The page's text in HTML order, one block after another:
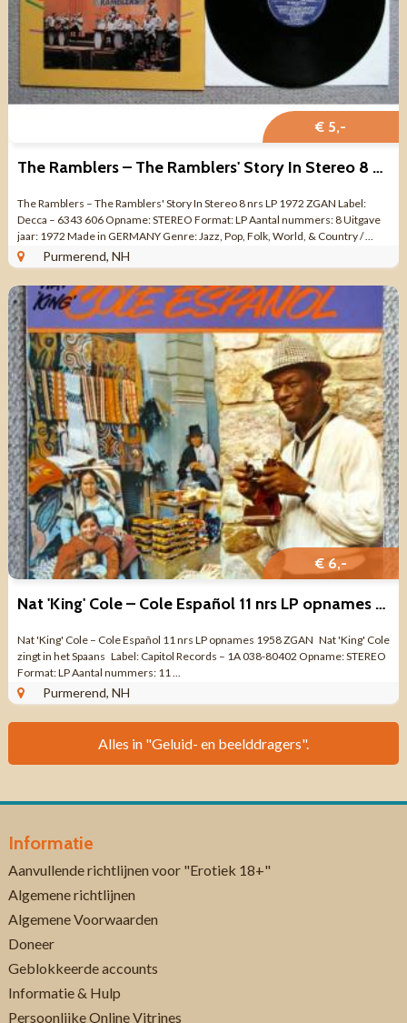
€ 5,-
The Ramblers – The Ramblers' Story In Stereo 8 nrs LP 1972
The Ramblers – The Ramblers' Story In Stereo 8 nrs LP 1972 ZGAN Label:
Decca – 6343 606 Opname: STEREO Format: LP Aantal nummers: 8 Uitgave
jaar: 1972 Made in GERMANY Genre: Jazz, Pop, Folk, World, & Country / ...
Purmerend, NH
€ 6,-
Nat 'King' Cole – Cole Español 11 nrs LP opnames 1958 ZGAN
Nat 'King' Cole – Cole Español 11 nrs LP opnames 1958 ZGAN Nat 'King' Cole
zingt in het Spaans Label: Capitol Records – 1A 038-80402 Opname: STEREO
Format: LP Aantal nummers: 11 ...
Purmerend, NH
Alles in "Geluid- en beelddragers".
Informatie
Aanvullende richtlijnen voor "Erotiek 18+"
Algemene richtlijnen
Algemene Voorwaarden
Doneer
Geblokkeerde accounts
Informatie & Hulp
Persoonlijke Online Vitrines